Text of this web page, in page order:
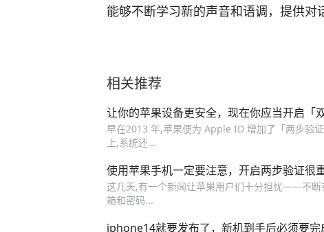
能够不断学习新的声音和语调，提供对
相关推荐
让你的苹果设备更安全，现在你应当开启「
早在2013 年,苹果便为 Apple ID 增加了「两步验
上,系统还...
使用苹果手机一定要注意，开启两步验证很
这几天,有一个新闻让苹果用户们十分担忧——不
箱和密码...
iphone14就要发布了，新机到手后必须要完